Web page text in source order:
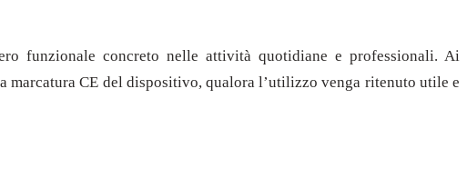
funzionale concreto nelle attività quotidiane e professionali. Ai
CE del dispositivo, qualora l’utilizzo venga ritenuto utile e